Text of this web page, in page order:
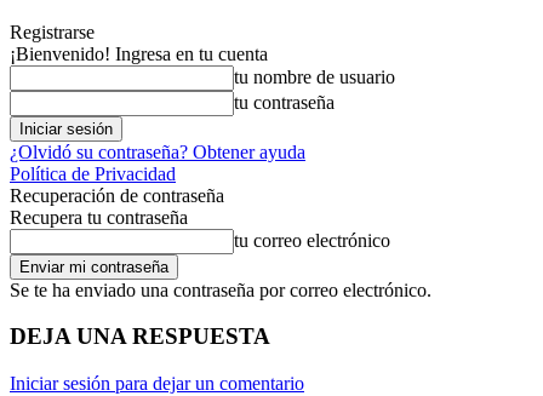
Registrarse
¡Bienvenido! Ingresa en tu cuenta
tu nombre de usuario
tu contraseña
¿Olvidó su contraseña? Obtener ayuda
Política de Privacidad
Recuperación de contraseña
Recupera tu contraseña
tu correo electrónico
Se te ha enviado una contraseña por correo electrónico.
DEJA UNA RESPUESTA
Iniciar sesión para dejar un comentario